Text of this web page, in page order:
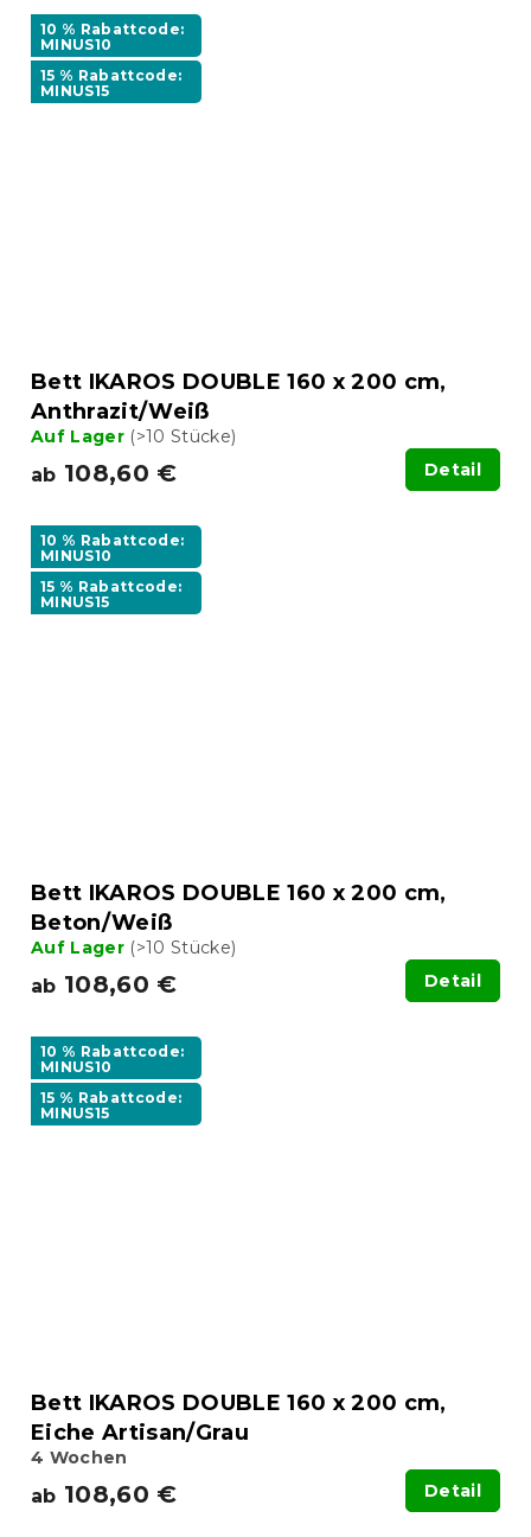
10 % Rabattcode:
MINUS10
15 % Rabattcode:
MINUS15
Bett IKAROS DOUBLE 160 x 200 cm,
Anthrazit/Weiß
Auf Lager (>10 Stücke)
ab 108,60 € Detail
10 % Rabattcode:
MINUS10
15 % Rabattcode:
MINUS15
Bett IKAROS DOUBLE 160 x 200 cm,
Beton/Weiß
Auf Lager (>10 Stücke)
ab 108,60 € Detail
10 % Rabattcode:
MINUS10
15 % Rabattcode:
MINUS15
Bett IKAROS DOUBLE 160 x 200 cm,
Eiche Artisan/Grau
4 Wochen
ab 108,60 € Detail